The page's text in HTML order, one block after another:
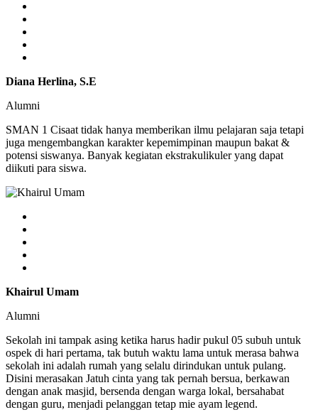
Diana Herlina, S.E
Alumni
SMAN 1 Cisaat tidak hanya memberikan ilmu pelajaran saja tetapi
juga mengembangkan karakter kepemimpinan maupun bakat &
potensi siswanya. Banyak kegiatan ekstrakulikuler yang dapat
diikuti para siswa.
Khairul Umam
Alumni
Sekolah ini tampak asing ketika harus hadir pukul 05 subuh untuk
ospek di hari pertama, tak butuh waktu lama untuk merasa bahwa
sekolah ini adalah rumah yang selalu dirindukan untuk pulang.
Disini merasakan Jatuh cinta yang tak pernah bersua, berkawan
dengan anak masjid, bersenda dengan warga lokal, bersahabat
dengan guru, menjadi pelanggan tetap mie ayam legend.